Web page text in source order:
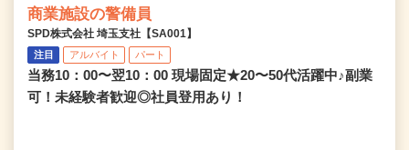
商業施設の警備員
SPD株式会社 埼玉支社【SA001】
注目 アルバイト パート
当務10：00〜翌10：00 現場固定★20〜50代活躍中♪副業
可！未経験者歓迎◎社員登用あり！